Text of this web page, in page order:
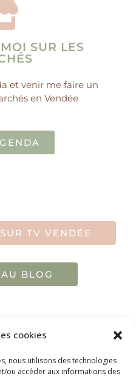
cookies
nous utilisons des technologies
ou accéder aux informations des
SUR LES
et venir me faire un
en Vendée
TV VENDÉE
BLOG